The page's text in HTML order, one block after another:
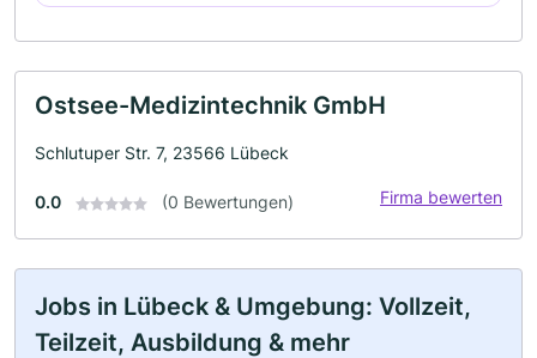
Ostsee-Medizintechnik GmbH
Schlutuper Str. 7, 23566 Lübeck
0.0 (0 Bewertungen) Firma bewerten
Jobs in Lübeck & Umgebung: Vollzeit,
Teilzeit, Ausbildung & mehr